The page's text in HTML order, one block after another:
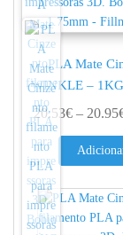
PLA Mate
WINKLE –
20.53€ – 20.95